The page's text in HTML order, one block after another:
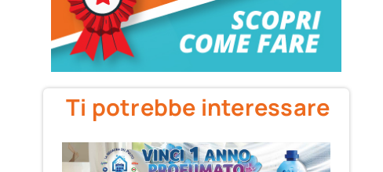
Ti potrebbe interessare